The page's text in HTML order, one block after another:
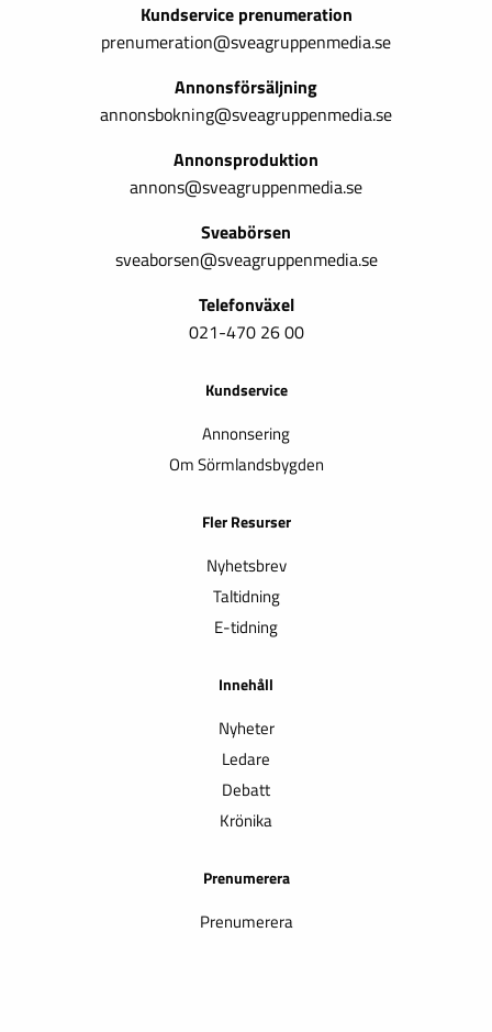
Kundservice prenumeration
prenumeration@sveagruppenmedia.se
Annonsförsäljning
annonsbokning@sveagruppenmedia.se
Annonsproduktion
annons@sveagruppenmedia.se
Sveabörsen
sveaborsen@sveagruppenmedia.se
Telefonväxel
021-470 26 00
Kundservice
Annonsering
Om Sörmlandsbygden
Fler Resurser
Nyhetsbrev
Taltidning
E-tidning
Innehåll
Nyheter
Ledare
Debatt
Krönika
Prenumerera
Prenumerera